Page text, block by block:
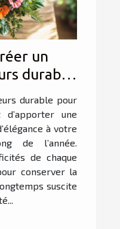
un
durable
saison
durable pour
d’apporter une
à votre
de l’année.
de chaque
conserver la
suscite